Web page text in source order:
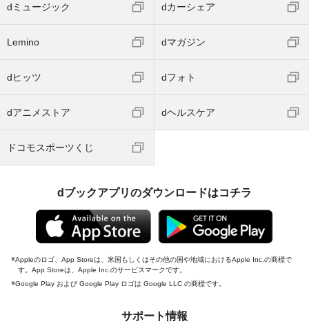
dミュージック dカーシェア
Lemino dマガジン
dヒッツ dフォト
dアニメストア dヘルスケア
ドコモスポーツくじ
dブックアプリのダウンロードはコチラ
Appleのロゴ、App Storeは、米国もしくはその他の国や地域におけるApple Inc.の商標で
す。App Storeは、Apple Inc.のサービスマークです。
Google Play および Google Play ロゴは Google LLC の商標です。
サポート情報